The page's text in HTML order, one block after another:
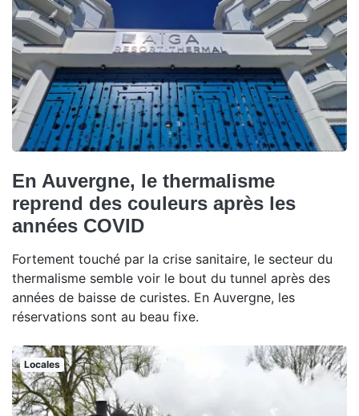
En Auvergne, le thermalisme
reprend des couleurs après les
années COVID
Fortement touché par la crise sanitaire, le secteur du
thermalisme semble voir le bout du tunnel après des
années de baisse de curistes. En Auvergne, les
réservations sont au beau fixe.
Locales